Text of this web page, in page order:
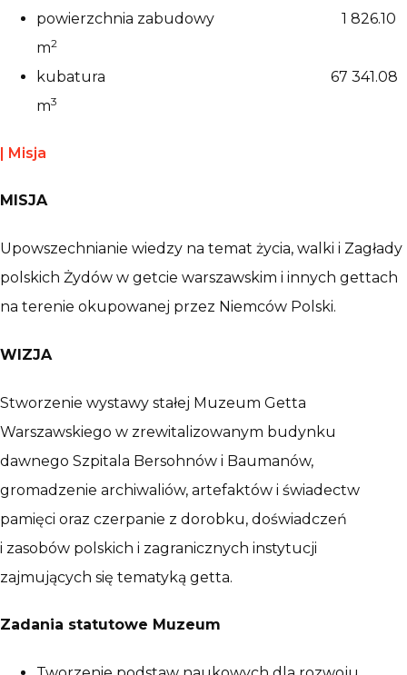
powierzchnia zabudowy 1 826.10
m2
kubatura 67 341.08
m3
Misja
MISJA
Upowszechnianie wiedzy na temat życia, walki i Zagłady
polskich Żydów w getcie warszawskim i innych gettach
na terenie okupowanej przez Niemców Polski.
WIZJA
Stworzenie wystawy stałej Muzeum Getta
Warszawskiego w zrewitalizowanym budynku
dawnego Szpitala Bersohnów i Baumanów,
gromadzenie archiwaliów, artefaktów i świadectw
pamięci oraz czerpanie z dorobku, doświadczeń
i zasobów polskich i zagranicznych instytucji
zajmujących się tematyką getta.
Zadania statutowe Muzeum